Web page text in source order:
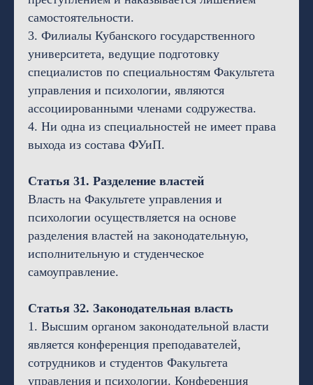
самостоятельности.
3. Филиалы Кубанского государственного
университета, ведущие подготовку
специалистов по специальностям Факультета
управления и психологии, являются
ассоциированными членами содружества.
4. Ни одна из специальностей не имеет права
выхода из состава ФУиП.
Статья 31. Разделение властей
Власть на Факультете управления и
психологии осуществляется на основе
разделения властей на законодательную,
исполнительную и студенческое
самоуправление.
Статья 32. Законодательная власть
1. Высшим органом законодательной власти
является конференция преподавателей,
сотрудников и студентов Факультета
управления и психологии. Конференция